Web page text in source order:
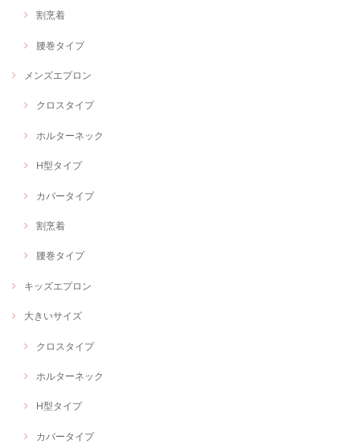
割烹着
腰巻タイプ
メンズエプロン
クロスタイプ
ホルターネック
H型タイプ
カバータイプ
割烹着
腰巻タイプ
キッズエプロン
大きいサイズ
クロスタイプ
ホルターネック
H型タイプ
カバータイプ